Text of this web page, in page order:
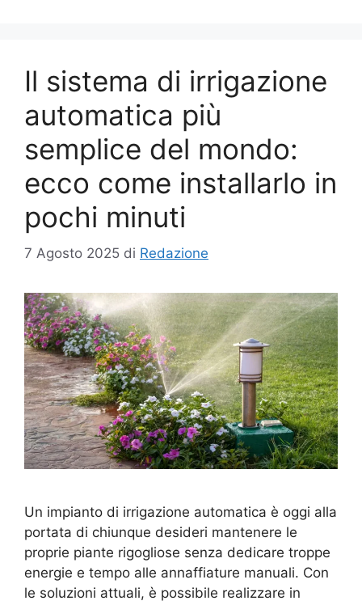
Il sistema di irrigazione
automatica più
semplice del mondo:
ecco come installarlo in
pochi minuti
7 Agosto 2025 di Redazione
Un impianto di irrigazione automatica è oggi alla
portata di chiunque desideri mantenere le
proprie piante rigogliose senza dedicare troppe
energie e tempo alle annaffiature manuali. Con
le soluzioni attuali, è possibile realizzare in